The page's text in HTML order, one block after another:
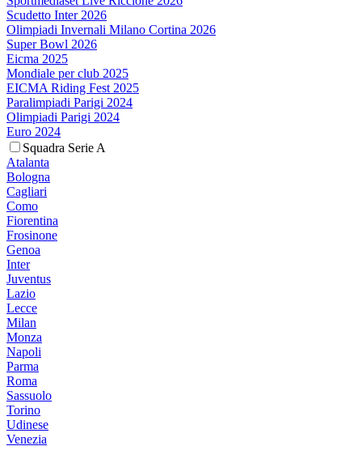
Scudetto Inter 2026
Olimpiadi Invernali Milano Cortina 2026
Super Bowl 2026
Eicma 2025
Mondiale per club 2025
EICMA Riding Fest 2025
Paralimpiadi Parigi 2024
Olimpiadi Parigi 2024
Euro 2024
Squadra Serie A
Atalanta
Bologna
Cagliari
Como
Fiorentina
Frosinone
Genoa
Inter
Juventus
Lazio
Lecce
Milan
Monza
Napoli
Parma
Roma
Sassuolo
Torino
Udinese
Venezia